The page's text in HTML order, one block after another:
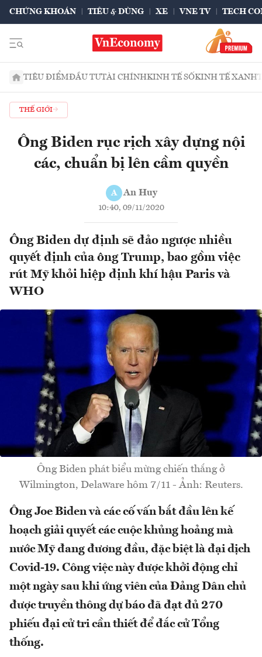
CHỨNG KHOÁN TIÊU & DÙNG XE VNE TV TECH
TIÊU ĐIỂMĐẦU TƯTÀI CHÍNHKINH TẾ SỐKINH TẾ XANH
THẾ GIỚI
Ông Biden rục rịch xây dựng nội
các, chuẩn bị lên cầm quyền
A An Huy
10:40, 09/11/2020
Ông Biden dự định sẽ đảo ngược nhiều
quyết định của ông Trump, bao gồm việc
rút Mỹ khỏi hiệp định khí hậu Paris và
WHO
Ông Biden phát biểu mừng chiến thắng ở
Wilmington, Delaware hôm 7/11 - Ảnh: Reuters.
Ông Joe Biden và các cố vấn bắt đầu lên kế
hoạch giải quyết các cuộc khủng hoảng mà
nước Mỹ đang đương đầu, đặc biệt là đại dịch
Covid-19. Công việc này được khởi động chỉ
một ngày sau khi ứng viên của Đảng Dân chủ
được truyền thông dự báo đã đạt đủ 270
phiếu đại cử tri cần thiết để đắc cử Tổng
thống.